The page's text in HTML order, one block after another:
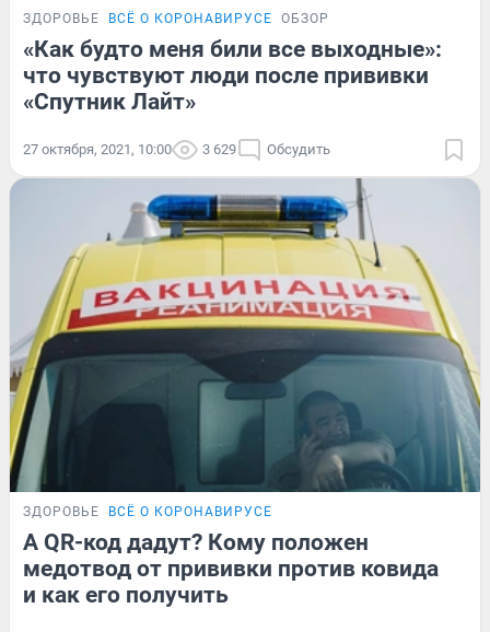
ЗДОРОВЬЕ ВСЁ О КОРОНАВИРУСЕ ОБЗОР
«Как будто меня били все выходные»:
что чувствуют люди после прививки
«Спутник Лайт»
27 октября, 2021, 10:00 3 629 Обсудить
ЗДОРОВЬЕ ВСЁ О КОРОНАВИРУСЕ
А QR-код дадут? Кому положен
медотвод от прививки против ковида
и как его получить